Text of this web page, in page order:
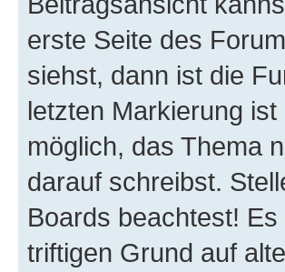
erste Seite des
siehst, dann ist die
letzten Markierung
möglich, das Thema
darauf schreibst.
Boards beachtest!
triftigen Grund auf